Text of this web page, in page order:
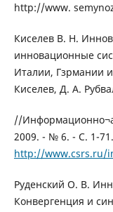
http://www.
Киселев В. Н.
инновационные
Италии, Гзрмании
Киселев, Д. А.
//
2009. - № 6. - С. 1-
http://www.csrs.ru/
Руденский О. В.
Конвергенция и